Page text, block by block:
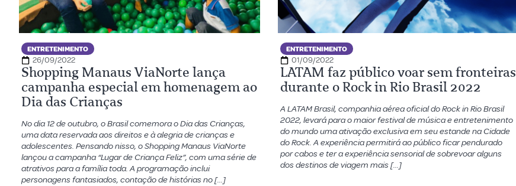
ENTRETENIMENTO
26/09/2022
Shopping Manaus ViaNorte lança
campanha especial em homenagem ao
Dia das Crianças
No dia 12 de outubro, o Brasil comemora o Dia das Crianças,
uma data reservada aos direitos e à alegria de crianças e
adolescentes. Pensando nisso, o Shopping Manaus ViaNorte
lançou a campanha “Lugar de Criança Feliz”, com uma série de
atrativos para a família toda. A programação inclui
personagens fantasiados, contação de histórias no […]
ENTRETENIMENTO
01/09/2022
LATAM faz público voar sem fronteiras
durante o Rock in Rio Brasil 2022
A LATAM Brasil, companhia aérea oficial do Rock in Rio Brasil
2022, levará para o maior festival de música e entretenimento
do mundo uma ativação exclusiva em seu estande na Cidade
do Rock. A experiência permitirá ao público ficar pendurado
por cabos e ter a experiência sensorial de sobrevoar alguns
dos destinos de viagem mais […]